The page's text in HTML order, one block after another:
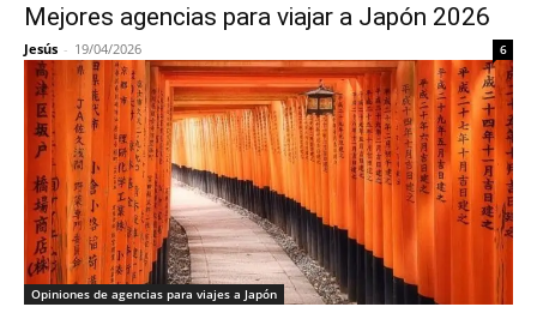
Mejores agencias para viajar a Japón 2026
Jesús - 19/04/2026 6
Opiniones de agencias para viajes a Japón